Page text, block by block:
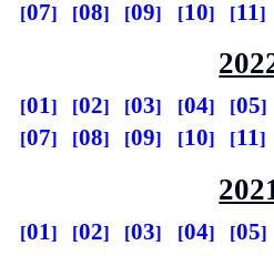
07
08 09 10 11
01 02 03 04 05
07
08 09 10 11
01 02 03 04 05